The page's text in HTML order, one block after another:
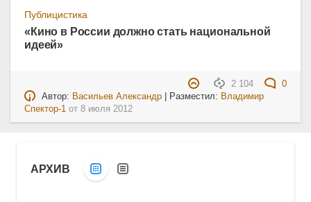
Публицистика
«Кино в России должно стать национальной
идеей»
2 104
0
Автор: Васильев Александр | Разместил: Владимир
Спектор-1 от 8 июля 2012
АРХИВ